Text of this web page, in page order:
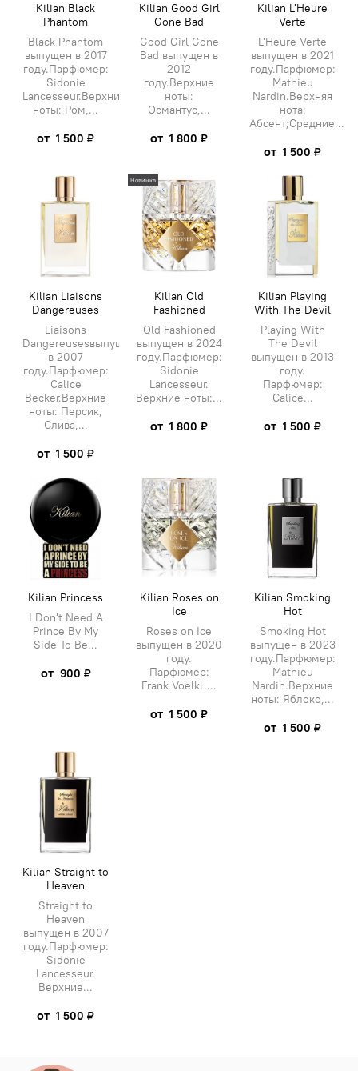
Kilian Black
Phantom
Black Phantom
выпущен в 2017
году.Парфюмер:
Sidonie
Lancesseur.Верхние
ноты: Ром,...
от 1 500 ₽
Kilian Good Girl
Gone Bad
Good Girl Gone
Bad выпущен в
2012
году.Верхние
ноты:
Османтус,...
от 1 800 ₽
Kilian L'Heure
Verte
L'Heure Verte
выпущен в 2021
году.Парфюмер:
Mathieu
Nardin.Верхняя
нота:
Абсент;Средние...
от 1 500 ₽
Kilian Liaisons
Dangereuses
Liaisons
Dangereusesвыпущен
в 2007
году.Парфюмер:
Calice
Becker.Верхние
ноты: Персик,
Слива,...
от 1 500 ₽
Новинка
Kilian Old
Fashioned
Old Fashioned
выпущен в 2024
году.Парфюмер:
Sidonie
Lancesseur.
Верхние ноты:...
от 1 800 ₽
Kilian Playing
With The Devil
Playing With
The Devil
выпущен в 2013
году.
Парфюмер:
Calice...
от 1 500 ₽
Kilian Princess
I Don't Need A
Prince By My
Side To Be...
от 900 ₽
Kilian Roses on
Ice
Roses on Ice
выпущен в 2020
году.
Парфюмер:
Frank Voelkl....
от 1 500 ₽
Kilian Smoking
Hot
Smoking Hot
выпущен в 2023
году.Парфюмер:
Mathieu
Nardin.Верхние
ноты: Яблоко,...
от 1 500 ₽
Kilian Straight to
Heaven
Straight to
Heaven
выпущен в 2007
году.Парфюмер:
Sidonie
Lancesseur.
Верхние...
от 1 500 ₽